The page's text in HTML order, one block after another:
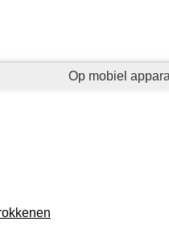
Op mobiel